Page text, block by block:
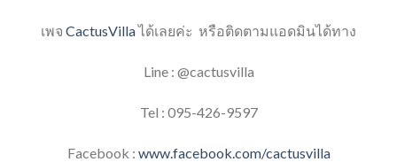
เพจ CactusVillaได้เลยค่ะ หรือติดตามแอดมินได้ทาง
Line : @cactusvilla
Tel : 095-426-9597
Facebook : www.facebook.com/cactusvilla